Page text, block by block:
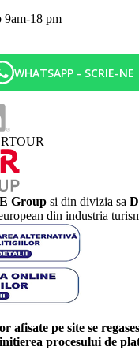
18 pm
WHATSAPP - SCRIE-NE
Group si din divizia sa
din industria
afisate pe site se
procesului de